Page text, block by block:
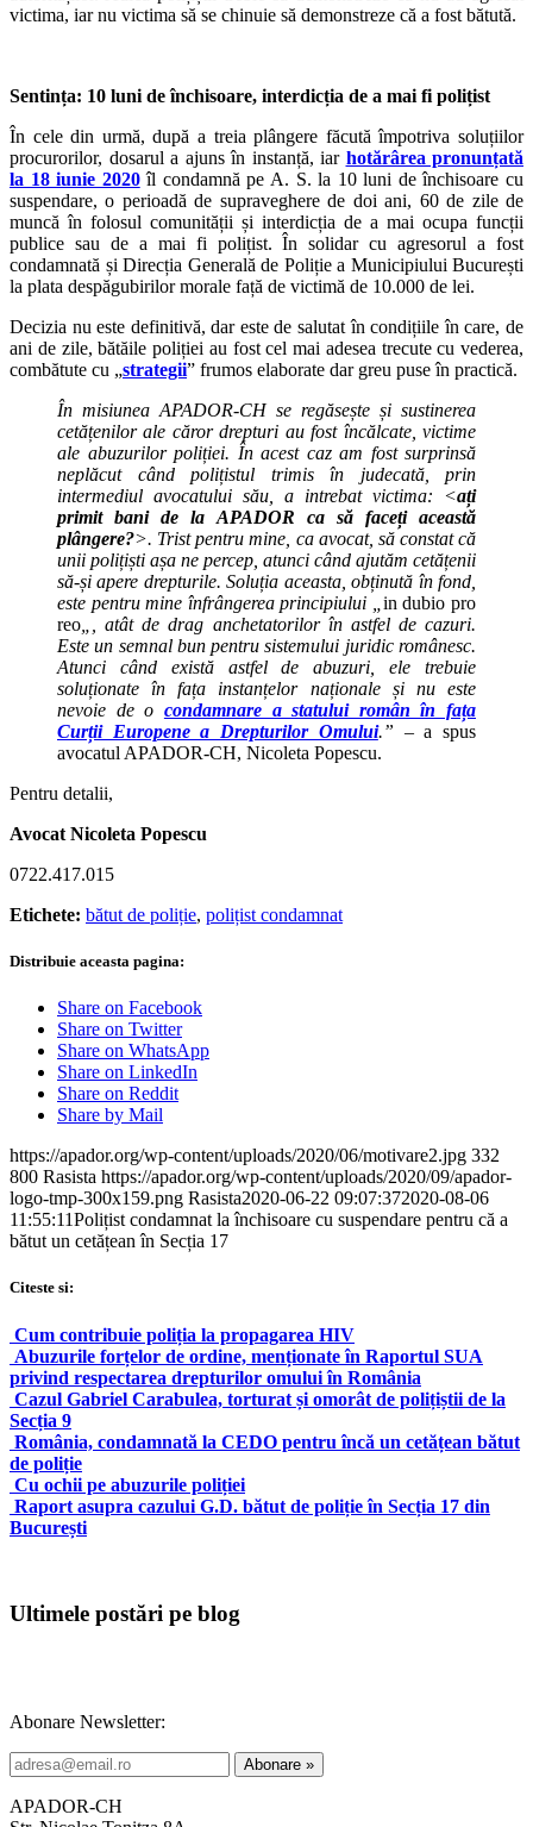
victima, iar nu victima să se chinuie să demonstreze că a fost bătută.
Sentința: 10 luni de închisoare, interdicția de a mai fi polițist
În cele din urmă, după a treia plângere făcută împotriva soluțiilor
procurorilor, dosarul a ajuns în instanță, iar hotărârea pronunțată
la 18 iunie 2020îl condamnă pe A. S. la 10 luni de închisoare cu
suspendare, o perioadă de supraveghere de doi ani, 60 de zile de
muncă în folosul comunității și interdicția de a mai ocupa funcții
publice sau de a mai fi polițist. În solidar cu agresorul a fost
condamnată și Direcția Generală de Poliție a Municipiului București
la plata despăgubirilor morale față de victimă de 10.000 de lei.
Decizia nu este definitivă, dar este de salutat în condițiile în care, de
ani de zile, bătăile poliției au fost cel mai adesea trecute cu vederea,
combătute cu „strategii” frumos elaborate dar greu puse în practică.
În misiunea APADOR-CH se regăsește și sustinerea
cetățenilor ale căror drepturi au fost încălcate, victime
ale abuzurilor poliției. În acest caz am fost surprinsă
neplăcut când polițistul trimis în judecată, prin
intermediul avocatului său, a intrebat victima: <ați
primit bani de la APADOR ca să faceți această
plângere?>. Trist pentru mine, ca avocat, să constat că
unii polițiști așa ne percep, atunci când ajutăm cetățenii
să-și apere drepturile. Soluția aceasta, obținută în fond,
este pentru mine înfrângerea principiului „ in dubio pro
reo „, atât de drag anchetatorilor în astfel de cazuri.
Este un semnal bun pentru sistemului juridic românesc.
Atunci când există astfel de abuzuri, ele trebuie
soluționate în fața instanțelor naționale și nu este
nevoie de o condamnare a statului român în fața
Curții Europene a Drepturilor Omului.” – a spus
avocatul APADOR-CH, Nicoleta Popescu.
Pentru detalii,
Avocat Nicoleta Popescu
0722.417.015
Etichete: bătut de poliție, polițist condamnat
Distribuie aceasta pagina:
Share on Facebook
Share on Twitter
Share on WhatsApp
Share on LinkedIn
Share on Reddit
Share by Mail
https://apador.org/wp-content/uploads/2020/06/motivare2.jpg 332
800 Rasista https://apador.org/wp-content/uploads/2020/09/apador-
logo-tmp-300x159.png Rasista2020-06-22 09:07:372020-08-06
11:55:11Polițist condamnat la închisoare cu suspendare pentru că a
bătut un cetățean în Secția 17
Citeste si:
Cum contribuie poliția la propagarea HIV
Abuzurile forțelor de ordine, menționate în Raportul SUA
privind respectarea drepturilor omului în România
Cazul Gabriel Carabulea, torturat și omorât de polițiștii de la
Secția 9
România, condamnată la CEDO pentru încă un cetățean bătut
de poliție
Cu ochii pe abuzurile poliției
Raport asupra cazului G.D. bătut de poliție în Secția 17 din
București
Ultimele postări pe blog
Abonare Newsletter:
APADOR-CH